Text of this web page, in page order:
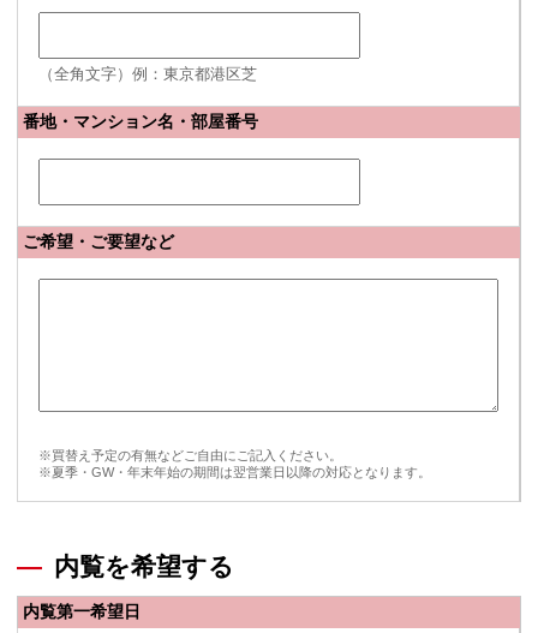
（全角文字）例：東京都港区芝
番地・マンション名・部屋番号
ご希望・ご要望など
※買替え予定の有無などご自由にご記入ください。
※夏季・GW・年末年始の期間は翌営業日以降の対応となります。
内覧を希望する
内覧第一希望日